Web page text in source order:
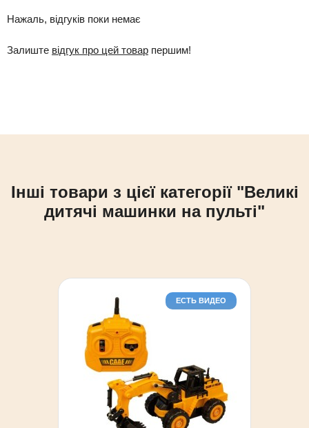
Нажаль, відгуків поки немає
Залиште відгук про цей товар першим!
Інші товари з цієї категорії "Великі
дитячі машинки на пульті"
ЕСТЬ ВИДЕО